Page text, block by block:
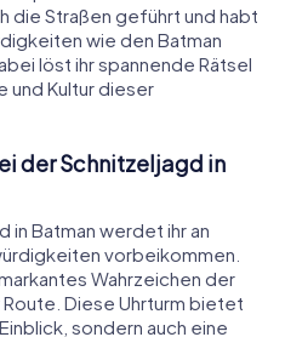
die Straßen geführt und habt
wie den Batman
löst ihr spannende Rätsel
und Kultur dieser
der Schnitzeljagd in
in Batman werdet ihr an
vorbeikommen.
Wahrzeichen der
Diese Uhrturm bietet
sondern auch eine